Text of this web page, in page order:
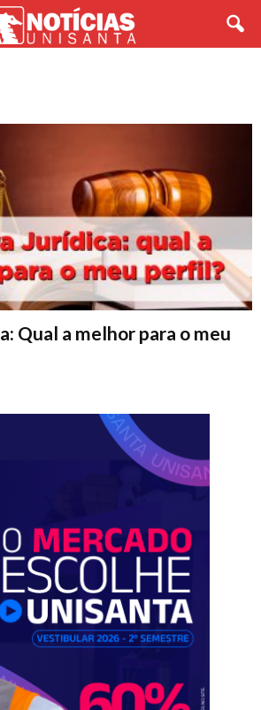
Qual a melhor para o meu